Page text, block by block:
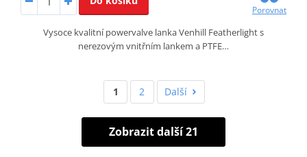
Porovnat
Vysoce kvalitní powervalve lanka Venhill Featherlight s
nerezovým vnitřním lankem a PTFE…
1 2 Další
Zobrazit další 21